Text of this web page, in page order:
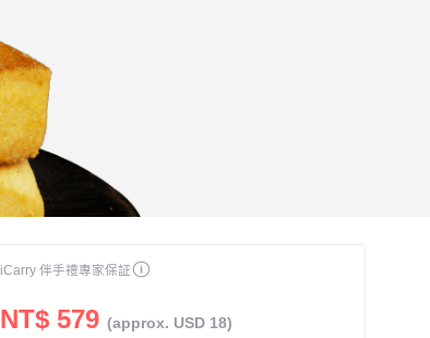
iCarry 伴手禮專家保証
NT$ 579(approx. USD 18)